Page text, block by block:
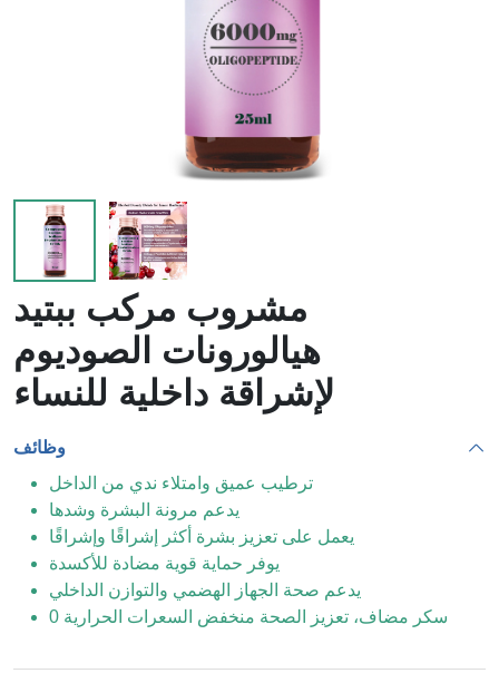
مشروب مركب ببتيد
هيالورونات الصوديوم
لإشراقة داخلية للنساء
وظائف
ترطيب عميق وامتلاء ندي من الداخل
يدعم مرونة البشرة وشدها
يعمل على تعزيز بشرة أكثر إشراقًا وإشراقًا
يوفر حماية قوية مضادة للأكسدة
يدعم صحة الجهاز الهضمي والتوازن الداخلي
0 سكر مضاف، تعزيز الصحة منخفض السعرات الحرارية